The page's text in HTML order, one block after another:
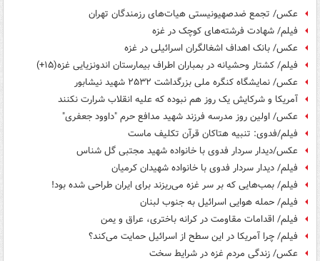
عکس/ تجمع ضدصهیونیستی هیات‌های رزمندگان تهران
فیلم/ شهادت فرشته‌های کوچک در غزه
عکس/ بانک اهداف اشغالگران اسرائیلی در غزه
فیلم/ کشتار وحشیانه در بمباران اطراف بیمارستان اندونزیایی غزه(۱۵+)
عکس/ نمایشگاه کنگره ملی بزرگداشت ۲۵۳۲ شهید نیشابور
آمریکا و شرکایش یک روز هم نبوده که علیه انقلاب شرارت نکنند
عکس/ اولین روز مدرسه فرزند شهید مدافع حرم "داوود جعفری"
فیلم/فدوی: تنبیه هتاکان قرآن تکلیف ماست
عکس/دیدار سردار فدوی با خانواده شهید مجتبی گل شناس
فیلم/ دیدار سردار فدوی با خانواده شهیدان کرمیان
فیلم/ بمب‌هایی که بر سر غزه می‌ریزند برای ایران طراحی شده بود!
فیلم/ حمله هوایی اسرائیل به جنوب لبنان
فیلم/ اقدامات مقاومت در کرانه باختری، عراق و یمن
فیلم/ چرا آمریکا در این سطح از اسرائیل حمایت می‌کند؟
عکس/ زندگی مردم غزه در شرایط سخت